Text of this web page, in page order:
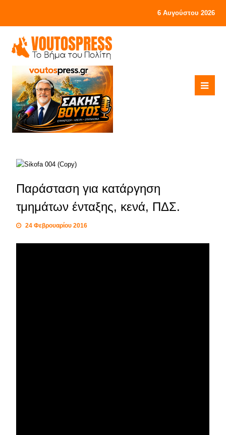
6 Αυγούστου 2026
Παράσταση για κατάργηση
τμημάτων ένταξης, κενά, ΠΔΣ.
24 Φεβρουαρίου 2016